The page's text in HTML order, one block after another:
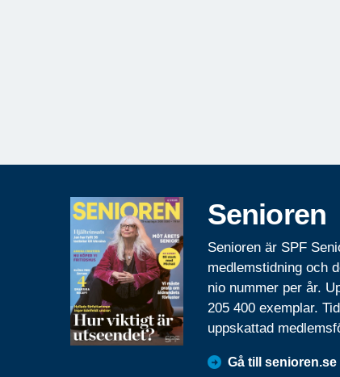
Senioren
Senioren är SPF
medlemstidning och
nio nummer per år.
205 400 exemplar.
uppskattad
Gå till senioren.se